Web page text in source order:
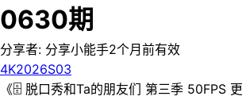
0630期
分享者: 分享小能手2个月前有效
4K2026S03
《🗄 脱口秀和Ta的朋友们 第三季 50FPS